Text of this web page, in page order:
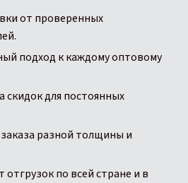
от проверенных
подход к каждому оптовому
скидок для постоянных
разной толщины и
по всей стране и в